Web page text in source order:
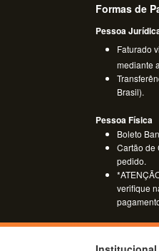
Formas de
Pessoa
Faturado
mediante
Brasil).
Pessoa Física
Boleto
Cartão de
pedido.
verifique